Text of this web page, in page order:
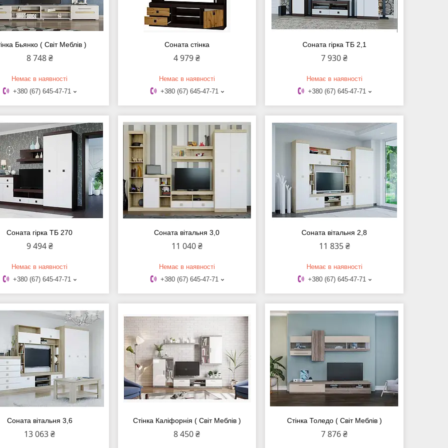
Бьянко ( Світ Меблів )
8 748 ₴
Немає в наявності
+380 (67) 645-47-71
Соната стінка
4 979 ₴
Немає в наявності
+380 (67) 645-47-71
Соната гірка ТБ 2,1
7 930 ₴
Немає в наявності
+380 (67) 645-47-71
Соната гірка ТБ 270
9 494 ₴
Немає в наявності
+380 (67) 645-47-71
Соната вітальня 3,0
11 040 ₴
Немає в наявності
+380 (67) 645-47-71
Соната вітальня 2,8
11 835 ₴
Немає в наявності
+380 (67) 645-47-71
Соната вітальня 3,6
13 063 ₴
Стінка Каліфорнія ( Світ Меблів )
8 450 ₴
Стінка Толедо ( Світ Меблів )
7 876 ₴